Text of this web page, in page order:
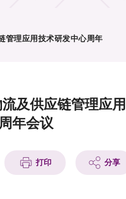
管理应用技术研发中心周年
及供应链管理应用
年会议
打印 分享